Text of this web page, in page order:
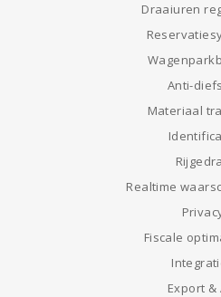
Draaiuren
Anti-
Materiaal
Realtime
Fiscale
Export &